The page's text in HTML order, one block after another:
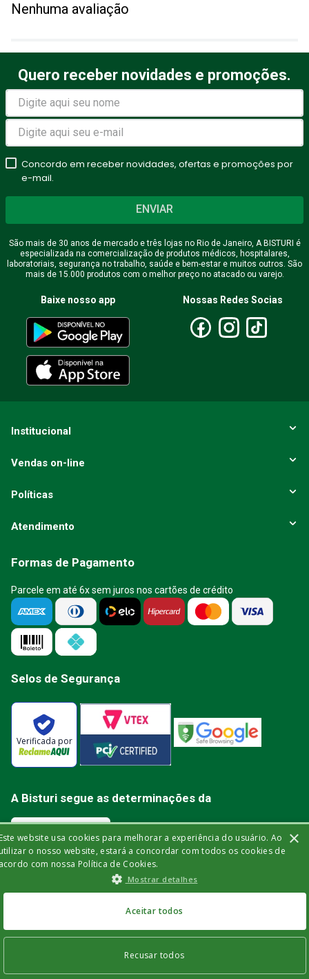
INDISPONÍVEL
Avalie o produto de 1 a 5
estrelas
★★ ★★★
Seu nome
Endereço de email
Escreva uma avaliação
ENVIAR AVALIAÇÃO
Nenhuma avaliação
Quero receber novidades e promoções.
Concordo em receber novidades, ofertas e promoções por
e-mail.
ENVIAR
São mais de 30 anos de mercado e três lojas no Rio de Janeiro, A BISTURI é
especializada na comercialização de produtos médicos, hospitalares,
laboratoriais, segurança no trabalho, saúde e bem-estar e muitos outros. São
mais de 15.000 produtos com o melhor preço no atacado ou varejo.
Baixe nosso app Nossas Redes Socias
Institucional
Vendas on-line
Políticas
Atendimento
Formas de Pagamento
Parcele em até 6x sem juros nos cartões de crédito
Selos de Segurança
Verificada por
A Bisturi segue as determinações da
Bisturi Distribuidora de Material Hospitalar Ltda | Rua Miguel de Frias, 150 -
loja | Icaraí | Niterói - Rio de Janeiro | CEP: 24.220-003 | CNPJ: 32.561.144/0001-
03 | Insc. Est.: 84.147.982 | Telefone: (21) 2606-1709. © 2021 bisturi.com.br.
devem ser utilizadas para automedicação e não substituem, de forma
prescrever tratamentos adequados.
×
website usa cookies para melhorar a experiência do usuário. Ao
o nosso website, estará a concordar com todos os cookies de
com nossa Política de Cookies.
Mostrar detalhes
Aceitar todos
Recusar todos